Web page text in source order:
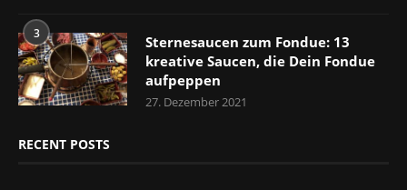
3
Sternesaucen zum Fondue: 13
kreative Saucen, die Dein Fondue
aufpeppen
27. Dezember 2021
RECENT POSTS